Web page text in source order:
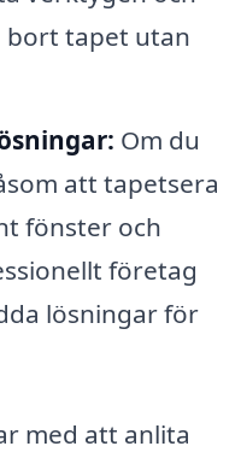
tapet utan
Om du
att tapetsera
fönster och
företag
lösningar för
med att anlita